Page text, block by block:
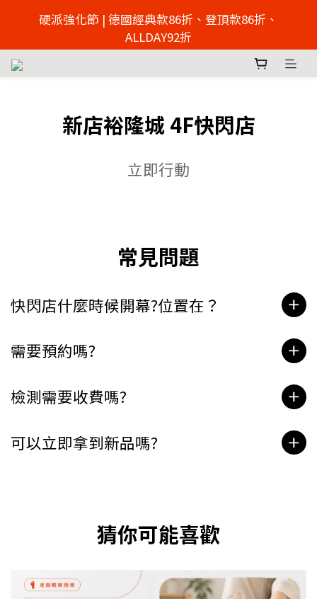
2026父親節慶 硬派強化節  | 來店免費足壓檢測 >> 點擊
了解
硬派強化節 | 德國經典款86折、登頂款86折、
ALLDAY92折
2026父親節慶 硬派強化節  | 來店免費足壓檢測 >> 點擊
了解
新店裕隆城 4F快閃店
立即行動
常見問題
快閃店什麼時候開幕?位置在？
需要預約嗎?
檢測需要收費嗎?
可以立即拿到新品嗎?
猜你可能喜歡